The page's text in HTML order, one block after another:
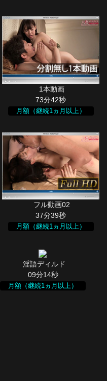
73分42秒
月額（継続1ヵ月以上）
37分39秒
月額（継続1ヵ月以上）
09分14秒
月額（継続1ヵ月以上）